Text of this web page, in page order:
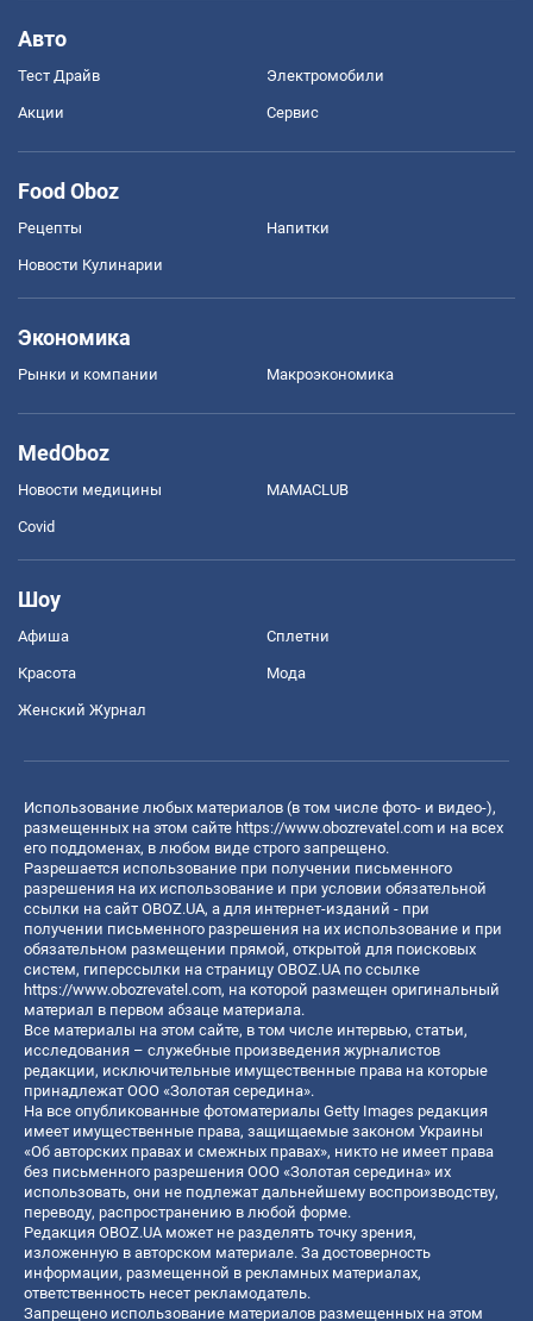
Авто
Тест Драйв Электромобили
Акции Сервис
Food Oboz
Рецепты Напитки
Новости Кулинарии
Экономика
Рынки и компании Mакроэкономика
MedOboz
Новости медицины MAMACLUB
Covid
Шоу
Афиша Сплетни
Красота Мода
Женский Журнал
Использование любых материалов (в том числе фото- и видео-),
размещенных на этом сайте https://www.obozrevatel.com и на всех
его поддоменах, в любом виде строго запрещено.
Разрешается использование при получении письменного
разрешения на их использование и при условии обязательной
ссылки на сайт OBOZ.UA, а для интернет-изданий - при
получении письменного разрешения на их использование и при
обязательном размещении прямой, открытой для поисковых
систем, гиперссылки на страницу OBOZ.UA по ссылке
https://www.obozrevatel.com, на которой размещен оригинальный
материал в первом абзаце материала.
Все материалы на этом сайте, в том числе интервью, статьи,
исследования – служебные произведения журналистов
редакции, исключительные имущественные права на которые
принадлежат ООО «Золотая середина».
На все опубликованные фотоматериалы Getty Images редакция
имеет имущественные права, защищаемые законом Украины
«Об авторских правах и смежных правах», никто не имеет права
без письменного разрешения ООО «Золотая середина» их
использовать, они не подлежат дальнейшему воспроизводству,
переводу, распространению в любой форме.
Редакция OBOZ.UA может не разделять точку зрения,
изложенную в авторском материале. За достоверность
информации, размещенной в рекламных материалах,
ответственность несет рекламодатель.
Запрещено использование материалов размещенных на этом